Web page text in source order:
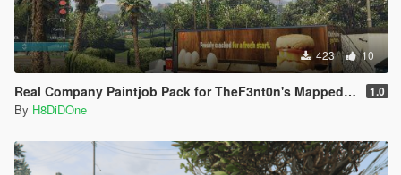
423 10
Real Company Paintjob Pack for TheF3nt0n's Mapped MTL Pounder 1.0
By H8DiDOne